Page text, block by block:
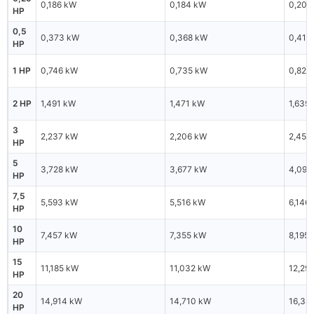
HP
0,186 kW 0,184 kW 0,205
0,5
HP
0,373 kW 0,368 kW 0,410
1 HP 0,746 kW 0,735 kW 0,820
2 HP 1,491 kW 1,471 kW 1,639
3
HP
2,237 kW 2,206 kW 2,459
5
HP
3,728 kW 3,677 kW 4,097
7,5
HP
5,593 kW 5,516 kW 6,146
10
HP
7,457 kW 7,355 kW 8,195
15
HP
11,185 kW 11,032 kW
20
HP
14,914 kW 14,710 kW